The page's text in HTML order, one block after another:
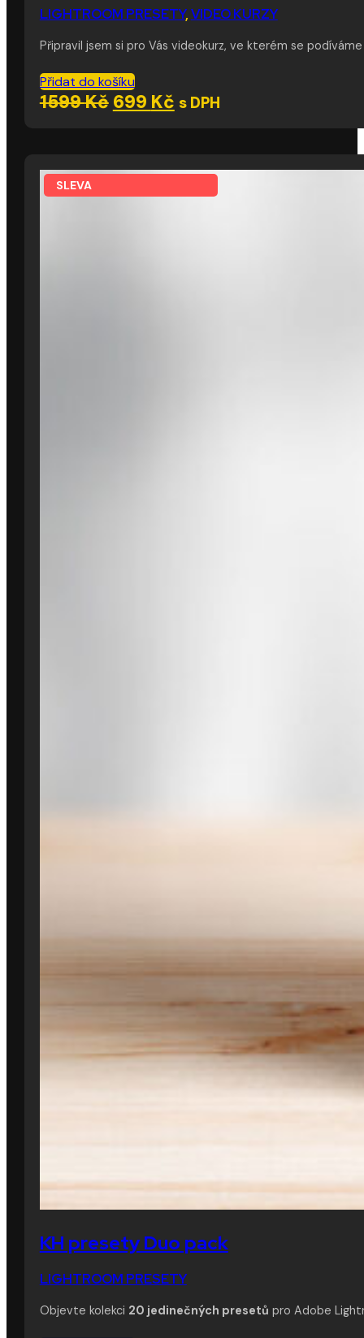
LIGHTROOM PRESETY,VIDEO KURZY
Připravil jsem si pro Vás videokurz, ve kterém se
Přidat do košíku
1599Kč Původní
699 KčAktuální
s DPH
SLEVA
KH presety Duo pack
LIGHTROOM PRESETY
Objevte kolekci 20 jedinečných presetů pro Adobe